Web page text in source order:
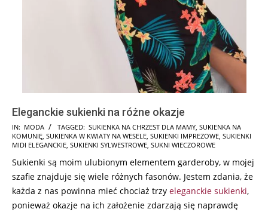
Eleganckie sukienki na różne okazje
2024-
09-
IN: MODA TAGGED: SUKIENKA NA CHRZEST DLA MAMY, SUKIENKA NA
KOMUNIĘ, SUKIENKA W KWIATY NA WESELE, SUKIENKI IMPREZOWE, SUKIENKI
MIDI ELEGANCKIE, SUKIENKI SYLWESTROWE, SUKNI WIECZOROWE
Sukienki są moim ulubionym elementem garderoby, w mojej
szafie znajduje się wiele różnych fasonów. Jestem zdania, że
każda z nas powinna mieć chociaż trzy eleganckie sukienki,
ponieważ okazje na ich założenie zdarzają się naprawdę